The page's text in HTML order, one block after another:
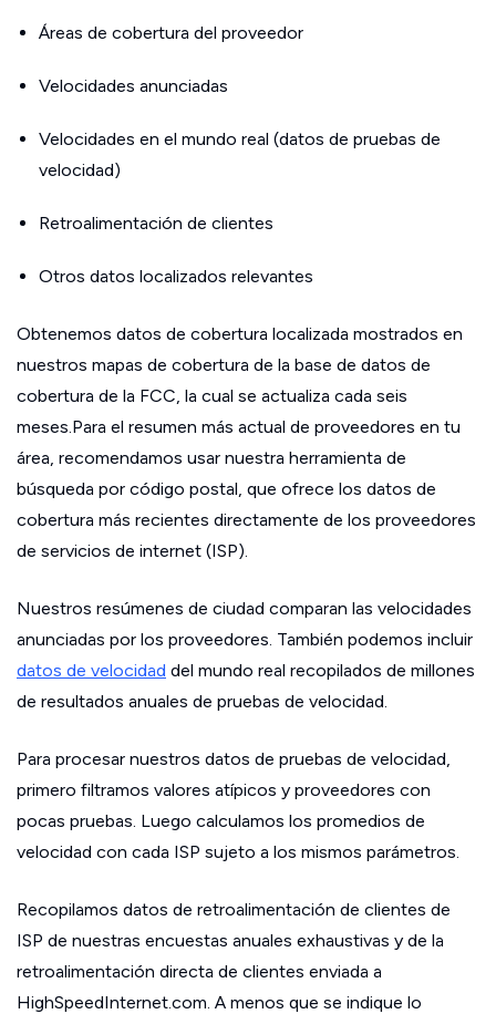
Áreas de cobertura del proveedor
Velocidades anunciadas
Velocidades en el mundo real (datos de pruebas de
velocidad)
Retroalimentación de clientes
Otros datos localizados relevantes
Obtenemos datos de cobertura localizada mostrados en
nuestros mapas de cobertura de la base de datos de
cobertura de la FCC, la cual se actualiza cada seis
meses.Para el resumen más actual de proveedores en tu
área, recomendamos usar nuestra herramienta de
búsqueda por código postal, que ofrece los datos de
cobertura más recientes directamente de los proveedores
de servicios de internet (ISP).
Nuestros resúmenes de ciudad comparan las velocidades
anunciadas por los proveedores. También podemos incluir
datos de velocidad del mundo real recopilados de millones
de resultados anuales de pruebas de velocidad.
Para procesar nuestros datos de pruebas de velocidad,
primero filtramos valores atípicos y proveedores con
pocas pruebas. Luego calculamos los promedios de
velocidad con cada ISP sujeto a los mismos parámetros.
Recopilamos datos de retroalimentación de clientes de
ISP de nuestras encuestas anuales exhaustivas y de la
retroalimentación directa de clientes enviada a
HighSpeedInternet.com. A menos que se indique lo